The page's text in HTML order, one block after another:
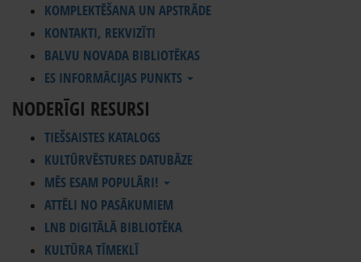
KOMPLEKTĒŠANA UN APSTRĀDE
KONTAKTI, REKVIZĪTI
BALVU NOVADA BIBLIOTĒKAS
ES INFORMĀCIJAS PUNKTS
NODERĪGI RESURSI
TIEŠSAISTES KATALOGS
KULTŪRVĒSTURES DATUBĀZE
MĒS ESAM POPULĀRI!
ATTĒLI NO PASĀKUMIEM
LNB DIGITĀLĀ BIBLIOTĒKA
KULTŪRA TĪMEKLĪ